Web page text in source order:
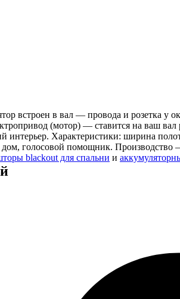
встроен в вал — провода и розетка у
(мотор) — ставится на ваш
интерьер. Характеристики: ширина
дом, голосовой помощник.
blackout для спальни и